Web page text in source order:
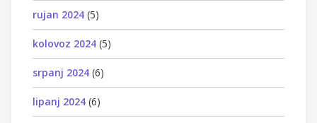
rujan 2024 (5)
kolovoz 2024 (5)
srpanj 2024 (6)
lipanj 2024 (6)